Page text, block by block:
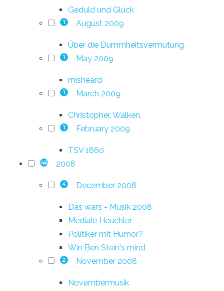
Geduld und Glück
1 August 2009
Über die Dummheitsvermutung
1 May 2009
misheard
1 March 2009
Christopher. Walken.
1 February 2009
TSV 1860
46 2008
4 December 2008
Das wars - Musik 2008
Mediale Heuchler
Politiker mit Humor?
Win Ben Stein's mind
2 November 2008
Novembermusik